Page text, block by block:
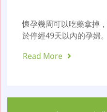
懷孕幾周可以吃藥拿掉
於停經49天以內的孕婦
Read More